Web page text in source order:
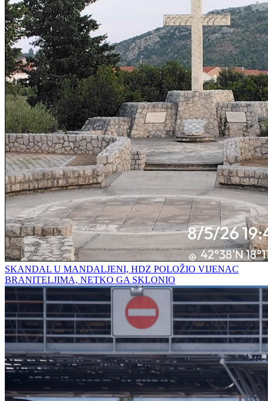
SKANDAL U MANDALJENI, HDZ POLOŽIO VIJENAC
BRANITELJIMA, NETKO GA SKLONIO